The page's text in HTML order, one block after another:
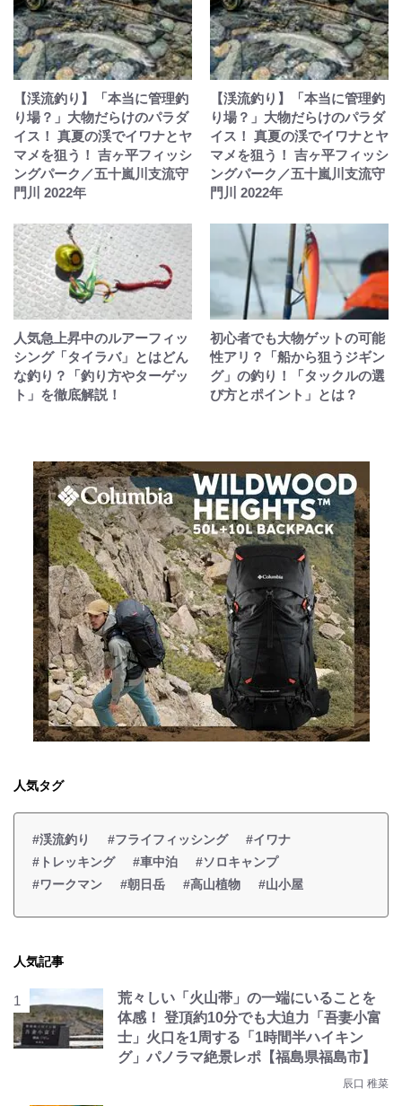
【渓流釣り】「本当に管理釣
り場？」大物だらけのパラダ
イス！ 真夏の渓でイワナとヤ
マメを狙う！ 吉ヶ平フィッシ
ングパーク／五十嵐川支流守
門川 2022年
【渓流釣り】「本当に管理釣
り場？」大物だらけのパラダ
イス！ 真夏の渓でイワナとヤ
マメを狙う！ 吉ヶ平フィッシ
ングパーク／五十嵐川支流守
門川 2022年
人気急上昇中のルアーフィッ
シング「タイラバ」とはどん
な釣り？「釣り方やターゲッ
ト」を徹底解説！
初心者でも大物ゲットの可能
性アリ？「船から狙うジギン
グ」の釣り！「タックルの選
び方とポイント」とは？
人気タグ
#渓流釣り #フライフィッシング
#イワナ
#トレッキング
#車中泊
#ソロキャンプ
#ワークマン
#朝日岳 #高山植物 #山小屋
人気記事
荒々しい「火山帯」の一端にいることを
体感！ 登頂約10分でも大迫力「吾妻小富
士」火口を1周する「1時間半ハイキン
グ」パノラマ絶景レポ【福島県福島市】
辰口 稚菜